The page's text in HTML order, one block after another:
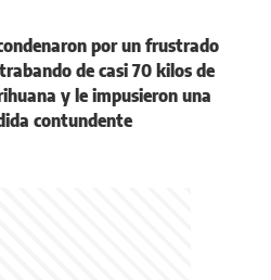
por un frustrado
de casi 70 kilos de
y le impusieron una
contundente